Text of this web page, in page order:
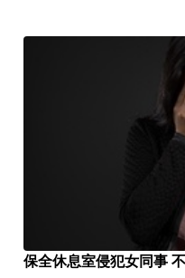
保全休息室侵犯女同事